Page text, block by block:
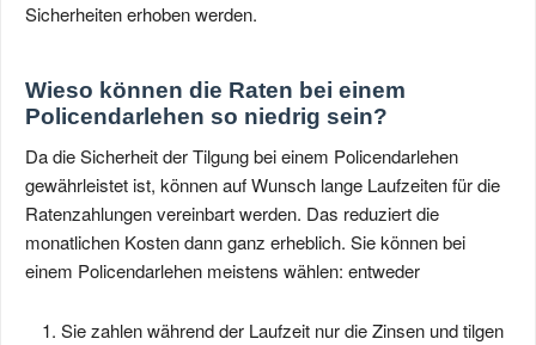
Sicherheiten erhoben werden.
Wieso können die Raten bei einem
Policendarlehen so niedrig sein?
Da die Sicherheit der Tilgung bei einem Policendarlehen
gewährleistet ist, können auf Wunsch lange Laufzeiten für die
Ratenzahlungen vereinbart werden. Das reduziert die
monatlichen Kosten dann ganz erheblich. Sie können bei
einem Policendarlehen meistens wählen: entweder
Sie zahlen während der Laufzeit nur die Zinsen und tilgen